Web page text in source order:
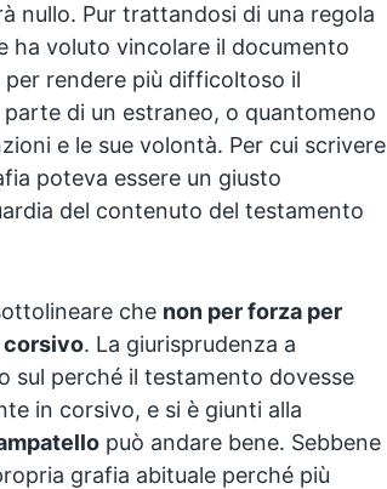
nullo. Pur trattandosi di una regola
ha voluto vincolare il documento
rendere più difficoltoso il
di un estraneo, o quantomeno
e le sue volontà. Per cui scrivere
poteva essere un giusto
del contenuto del testamento
che non per forza per
corsivo. La giurisprudenza a
sul perché il testamento dovesse
in corsivo, e si è giunti alla
può andare bene. Sebbene
grafia abituale perché più